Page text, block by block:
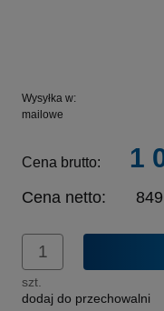
Wysyłka w:
mailowe
Cena brutto: 1
Cena netto:
szt.
dodaj do przechowalni